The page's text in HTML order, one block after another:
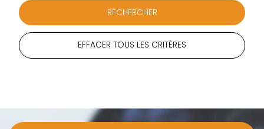
EFFACER TOUS LES CRITÈRES